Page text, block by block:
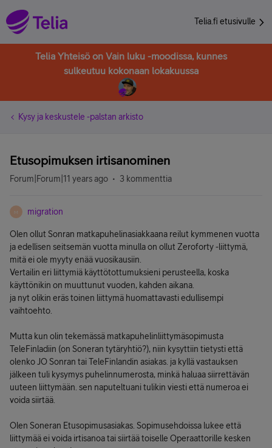
Telia.fi etusivulle
Telia Yhteisö on Vain luku -moodissa, kunnes
sulkeutuu kokonaan lokakuussa
Kysy ja keskustele -palstan arkisto
Etusopimuksen irtisanominen
Forum|Forum|11 years ago 3 kommenttia
M migration
Olen ollut Sonran matkapuhelinasiakkaana reilut kymmenen vuotta
ja edellisen seitsemän vuotta minulla on ollut Zeroforty -liittymä,
mitä ei ole myyty enää vuosikausiin.
Vertailin eri liittymiä käyttötottumuksieni perusteella, koska
käyttönikin on muuttunut vuoden, kahden aikana.
ja nyt olikin eräs toinen liittymä huomattavasti edullisempi
vaihtoehto.
Mutta kun olin tekemässä matkapuhelinliittymäsopimusta
TeleFinladiin (on Soneran tytäryhtiö?), niin kysyttiin tietysti että
olenko JO Sonran tai TeleFinlandin asiakas. ja kyllä vastauksen
jälkeen tuli kysymys puhelinnumerosta, minkä haluaa siirrettävän
uuteen liittymään. sen naputeltuani tulikin viesti että numeroa ei
voida siirtää.
Olen Soneran Etusopimusasiakas. Sopimusehdoissa lukee että
liittymää ei voida irtisanoa tai siirtää toiselle Operaattorille kesken